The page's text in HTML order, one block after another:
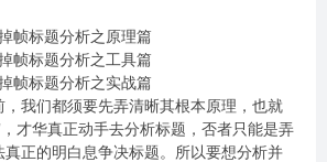
帧标题分析之原理篇
帧标题分析之工具篇
帧标题分析之实战篇
我们都须要先弄清晰其根本原理，也就
才华真正动手去分析标题，否者只能是弄
正的明白息争决标题。所以要想分析并